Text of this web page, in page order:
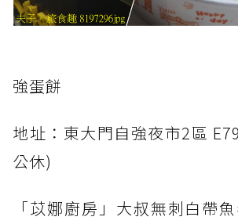
強蛋餅
地址：東大門自強夜市2區
公休)
「苡娜廚房」大叔無刺白帶